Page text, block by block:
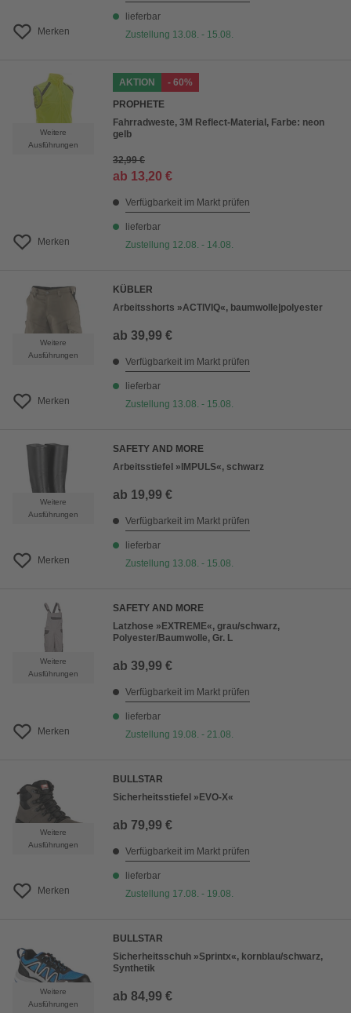
Merken
lieferbar
Zustellung 13.08. - 15.08.
Weitere
Ausführungen
Merken
AKTION
- 60%
PROPHETE
Fahrradweste, 3M Reflect-Material, Farbe: neon
gelb
32,99 €
ab 13,20 €
Verfügbarkeit im Markt prüfen
lieferbar
Zustellung 12.08. - 14.08.
Weitere
Ausführungen
Merken
KÜBLER
Arbeitsshorts »ACTIVIQ«, baumwolle|polyester
ab 39,99 €
Verfügbarkeit im Markt prüfen
lieferbar
Zustellung 13.08. - 15.08.
Weitere
Ausführungen
Merken
SAFETY AND MORE
Arbeitsstiefel »IMPULS«, schwarz
ab 19,99 €
Verfügbarkeit im Markt prüfen
lieferbar
Zustellung 13.08. - 15.08.
Weitere
Ausführungen
Merken
SAFETY AND MORE
Latzhose »EXTREME«, grau/schwarz,
Polyester/Baumwolle, Gr. L
ab 39,99 €
Verfügbarkeit im Markt prüfen
lieferbar
Zustellung 19.08. - 21.08.
Weitere
Ausführungen
Merken
BULLSTAR
Sicherheitsstiefel »EVO-X«
ab 79,99 €
Verfügbarkeit im Markt prüfen
lieferbar
Zustellung 17.08. - 19.08.
Weitere
Ausführungen
BULLSTAR
Sicherheitsschuh »Sprintx«, kornblau/schwarz,
Synthetik
ab 84,99 €